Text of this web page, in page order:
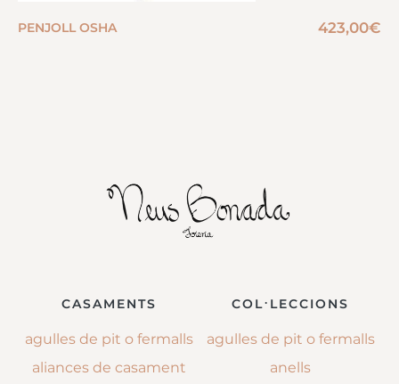
PENJOLL OSHA 423,00€
CASAMENTS
agulles de pit o fermalls
aliances de casament
COL·LECCIONS
agulles de pit o fermalls
anells